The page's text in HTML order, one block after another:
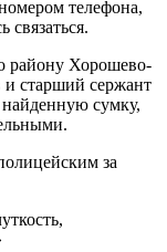
телефона,
связаться.
Хорошево-
старший сержант
сумку,
за